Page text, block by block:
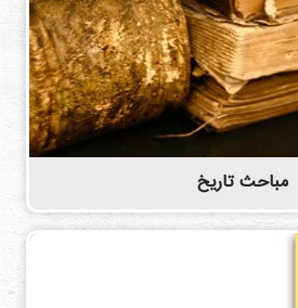
مباحث تاریخ